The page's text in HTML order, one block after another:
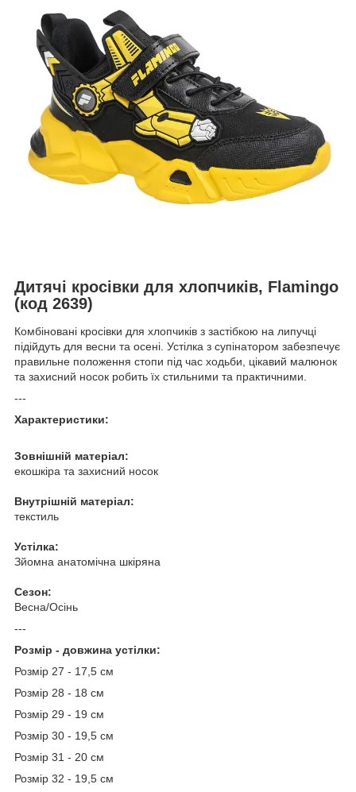
Дитячі кросівки для хлопчиків, Flamingo
(код 2639)
Комбіновані кросівки для хлопчиків з застібкою на липучці
підійдуть для весни та осені. Устілка з супінатором забезпечує
правильне положення стопи під час ходьби, цікавий малюнок
та захисний носок робить їх стильними та практичними.
---
Характеристики:
Зовнішній матеріал:
екошкіра та захисний носок
Внутрішній матеріал:
текстиль
Устілка:
Зйомна анатомічна шкіряна
Сезон:
Весна/Осінь
---
Розмір - довжина устілки:
Розмір 27 - 17,5 см
Розмір 28 - 18 см
Розмір 29 - 19 см
Розмір 30 - 19,5 см
Розмір 31 - 20 см
Розмір 32 - 19,5 см